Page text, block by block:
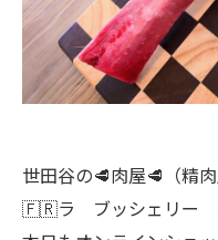
世田谷の🥩肉屋🥩（精肉
🇫🇷ラ ブッシェリー